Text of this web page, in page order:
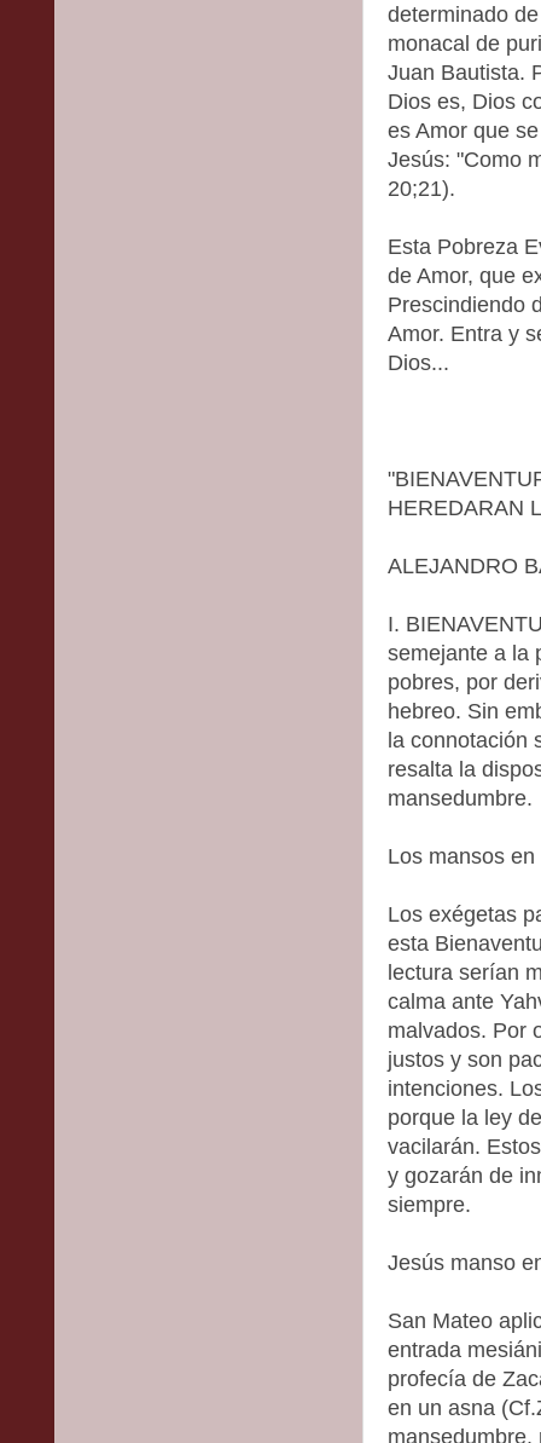
determinado
monacal de
Juan Bautista.
Dios es, Dios
es Amor que
Jesús: "Como
20;21).
Esta Pobreza
de Amor, que
Prescindiendo
Amor. Entra y
Dios...
HEREDARAN
ALEJANDRO
I.
semejante a la
pobres, por
hebreo. Sin
la connotación
resalta la
mansedumbre.
Los mansos
Los exégetas
esta
lectura serían
calma ante
malvados. Por
justos y son
intenciones.
porque la ley
vacilarán.
y gozarán de
siempre.
Jesús manso
San Mateo
entrada
profecía de
en un asna
mansedumbre,